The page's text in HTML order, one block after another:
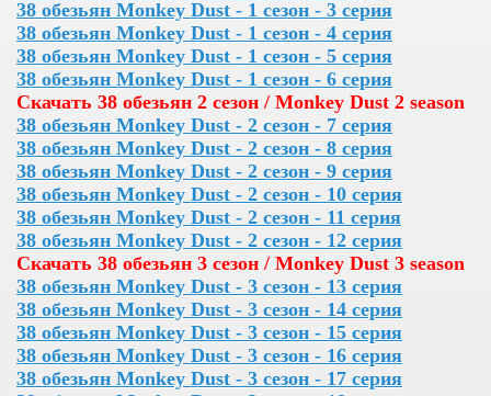
38 обезьян Monkey Dust - 1 сезон - 3 серия
38 обезьян Monkey Dust - 1 сезон - 4 серия
38 обезьян Monkey Dust - 1 сезон - 5 серия
38 обезьян Monkey Dust - 1 сезон - 6 серия
Скачать 38 обезьян 2 сезон / Monkey Dust 2 season
38 обезьян Monkey Dust - 2 сезон - 7 серия
38 обезьян Monkey Dust - 2 сезон - 8 серия
38 обезьян Monkey Dust - 2 сезон - 9 серия
38 обезьян Monkey Dust - 2 сезон - 10 серия
38 обезьян Monkey Dust - 2 сезон - 11 серия
38 обезьян Monkey Dust - 2 сезон - 12 серия
Скачать 38 обезьян 3 сезон / Monkey Dust 3 season
38 обезьян Monkey Dust - 3 сезон - 13 серия
38 обезьян Monkey Dust - 3 сезон - 14 серия
38 обезьян Monkey Dust - 3 сезон - 15 серия
38 обезьян Monkey Dust - 3 сезон - 16 серия
38 обезьян Monkey Dust - 3 сезон - 17 серия